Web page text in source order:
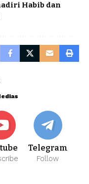
Habib dan
Telegram
Follow